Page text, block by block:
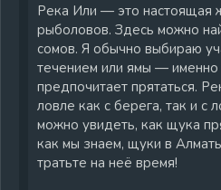
Река Или — это настоящая
рыболовов. Здесь можно
сомов. Я обычно выбираю
течением или ямы — именно
предпочитает прятаться.
ловле как с берега, так и с
можно увидеть, как щука
как мы знаем, щуки в
тратьте на неё время!